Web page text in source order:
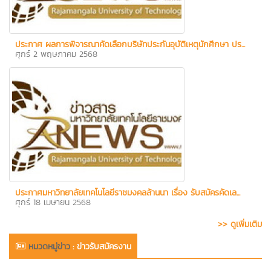
ประกาศ ผลการพิจารณาคัดเลือกบริษัทประกันอุบัติเหตุนักศึกษา ปร...
ศุกร์ 2 พฤษภาคม 2568
ประกาศมหาวิทยาลัยเทคโนโลยีราชมงคลล้านนา เรื่อง รับสมัครคัดเล...
ศุกร์ 18 เมษายน 2568
>> ดูเพิ่มเติม
หมวดหมู่ข่าว:ข่าวรับสมัครงาน